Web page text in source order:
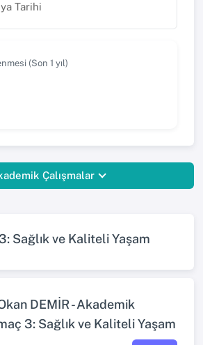
Tarihi
(Son 1 yıl)
Çalışmalar
Sağlık ve Kaliteli Yaşam
DEMİR - Akademik
3: Sağlık ve Kaliteli Yaşam